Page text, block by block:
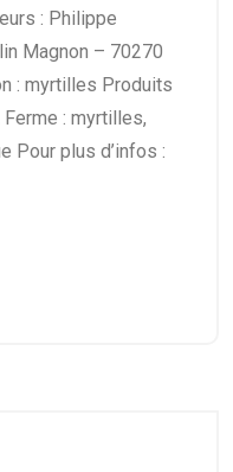
: Philippe
Magnon – 70270
: myrtilles Produits
: myrtilles,
Pour plus d’infos :